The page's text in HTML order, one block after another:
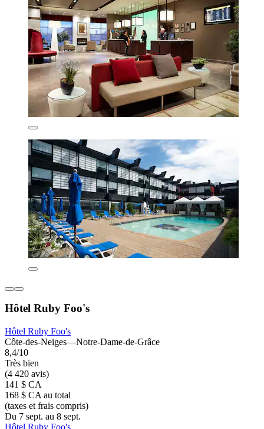
Hôtel Ruby Foo's
Hôtel Ruby Foo's
Côte-des-Neiges—Notre-Dame-de-Grâce
8,4/10
Très bien
(4 420 avis)
141 $ CA
168 $ CA au total
(taxes et frais compris)
Du 7 sept. au 8 sept.
Hôtel Ruby Foo's